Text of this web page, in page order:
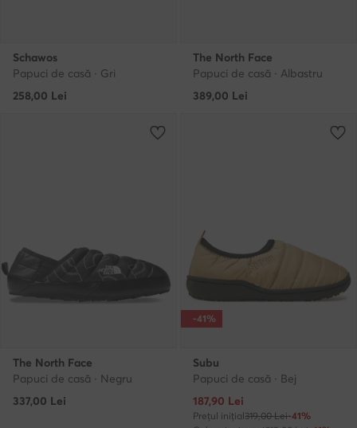
Schawos
Papuci de casă · Gri
258,00 Lei
The North Face
Papuci de casă · Albastru
389,00 Lei
The North Face
Papuci de casă · Negru
337,00 Lei
-41%
Subu
Papuci de casă · Bej
Prețul actual
187,90 Lei
Prețul inițial319,00 Lei-41%